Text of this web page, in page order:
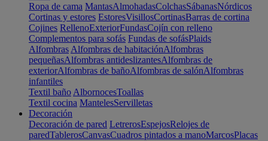
Ropa de cama MantasAlmohadasColchasSábanasNórdicos
Cortinas y estores EstoresVisillosCortinasBarras de cortina
Cojines RellenoExteriorFundasCojín con relleno
Complementos para sofás Fundas de sofásPlaids
Alfombras Alfombras de habitaciónAlfombras
pequeñasAlfombras antideslizantesAlfombras de
exteriorAlfombras de bañoAlfombras de salónAlfombras
infantiles
Textil baño AlbornocesToallas
Textil cocina MantelesServilletas
Decoración
Decoración de pared LetrerosEspejosRelojes de
paredTablerosCanvasCuadros pintados a manoMarcosPlacas